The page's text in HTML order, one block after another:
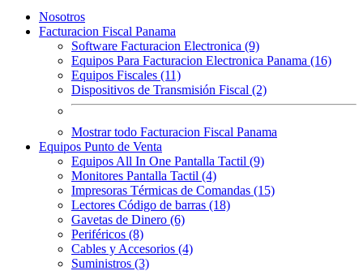
Nosotros
Facturacion Fiscal Panama
Software Facturacion Electronica (9)
Equipos Para Facturacion Electronica Panama (16)
Equipos Fiscales (11)
Dispositivos de Transmisión Fiscal (2)
Mostrar todo Facturacion Fiscal Panama
Equipos Punto de Venta
Equipos All In One Pantalla Tactil (9)
Monitores Pantalla Tactil (4)
Impresoras Térmicas de Comandas (15)
Lectores Código de barras (18)
Gavetas de Dinero (6)
Periféricos (8)
Cables y Accesorios (4)
Suministros (3)